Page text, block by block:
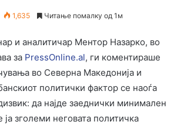
1,635 Читање помалку од 1м
и аналитичар Ментор Назарко, во
за PressOnline.al, ги коментираше
во Северна Македонија и
политички фактор се наоѓа
да најде заеднички минимален
зголеми неговата политичка